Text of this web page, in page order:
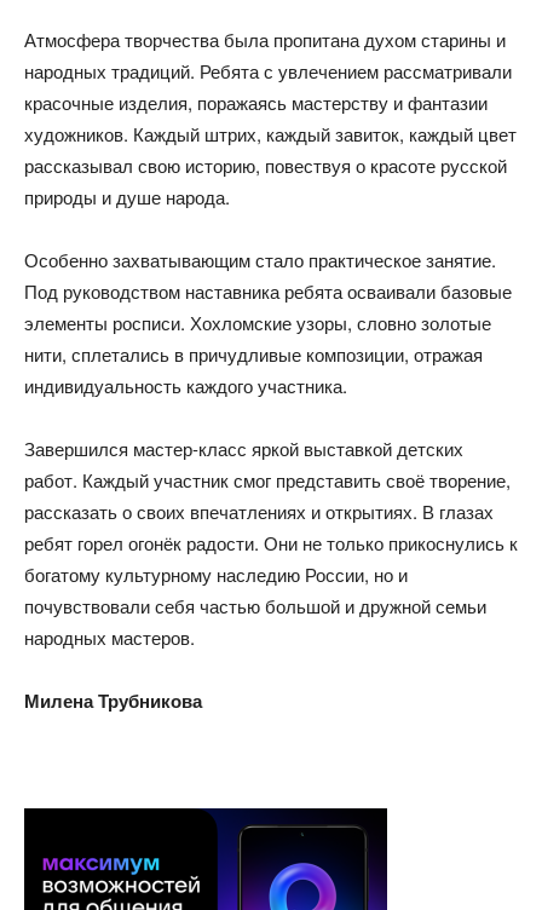
Атмосфера творчества была пропитана духом старины и
народных традиций. Ребята с увлечением рассматривали
красочные изделия, поражаясь мастерству и фантазии
художников. Каждый штрих, каждый завиток, каждый цвет
рассказывал свою историю, повествуя о красоте русской
природы и душе народа.
Особенно захватывающим стало практическое занятие.
Под руководством наставника ребята осваивали базовые
элементы росписи. Хохломские узоры, словно золотые
нити, сплетались в причудливые композиции, отражая
индивидуальность каждого участника.
Завершился мастер-класс яркой выставкой детских
работ. Каждый участник смог представить своё творение,
рассказать о своих впечатлениях и открытиях. В глазах
ребят горел огонёк радости. Они не только прикоснулись к
богатому культурному наследию России, но и
почувствовали себя частью большой и дружной семьи
народных мастеров.
Милена Трубникова